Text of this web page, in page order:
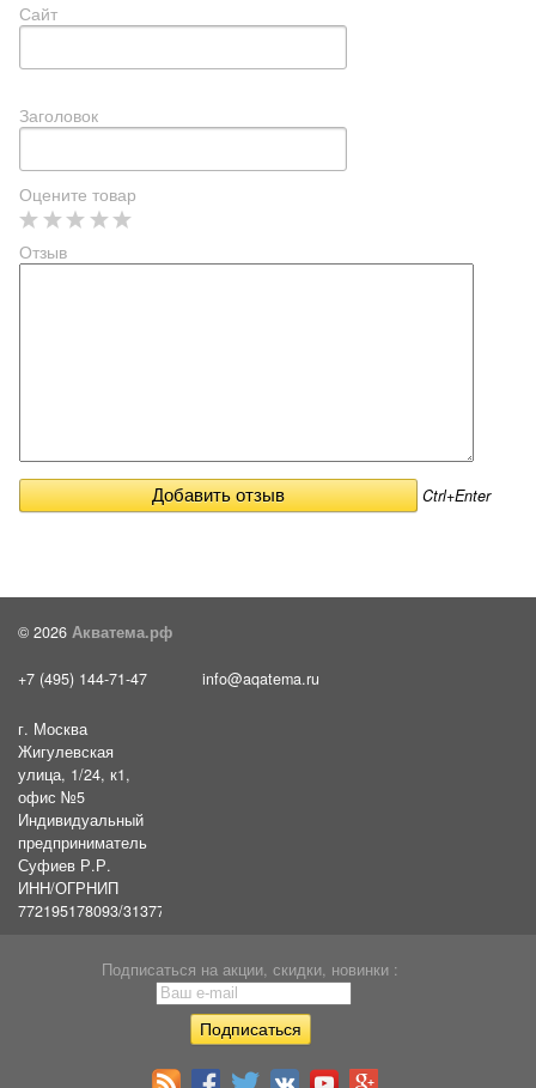
Сайт
Заголовок
Оцените товар
Отзыв
Ctrl+Enter
© 2026 Акватема.рф
+7 (495) 144-71-47 info@aqatema.ru
г. Москва
Жигулевская
улица, 1/24, к1,
офис №5
Индивидуальный
предприниматель
Суфиев Р.Р.
ИНН/ОГРНИП
772195178093/31377461610054
Подписаться на акции, скидки, новинки :